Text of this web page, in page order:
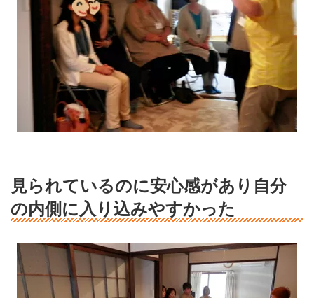
見られているのに安心感があり自分
の内側に入り込みやすかった